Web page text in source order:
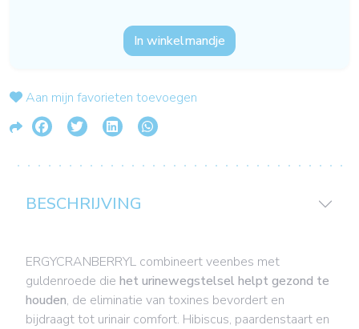
In winkelmandje
Aan mijn favorieten toevoegen
BESCHRIJVING
ERGYCRANBERRYL combineert veenbes met
guldenroede die het urinewegstelsel helpt gezond te
houden, de eliminatie van toxines bevordert en
bijdraagt tot urinair comfort. Hibiscus, paardenstaart en